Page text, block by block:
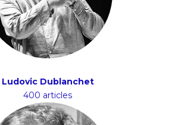
Ludovic Dublanchet
400 articles